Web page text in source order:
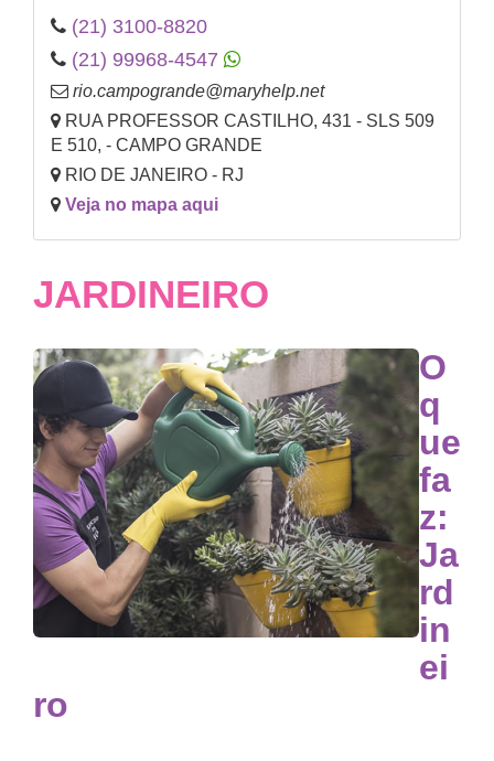
(21) 3100-8820
(21) 99968-4547
rio.campogrande@maryhelp.net
RUA PROFESSOR CASTILHO, 431 - SLS 509
E 510, - CAMPO GRANDE
RIO DE JANEIRO - RJ
Veja no mapa aqui
JARDINEIRO
O
q
ue
fa
z:
Ja
rd
in
ei
ro